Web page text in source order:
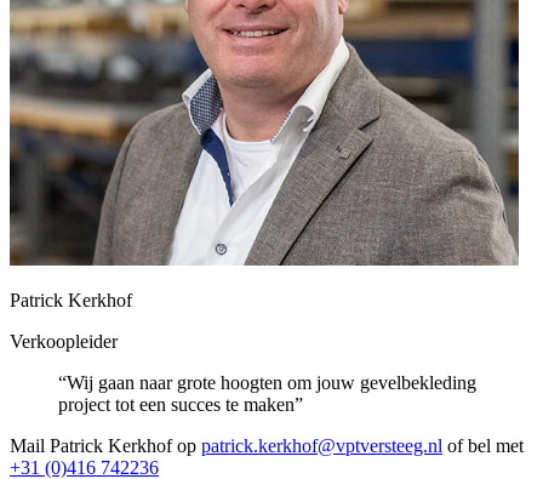
Patrick Kerkhof
Verkoopleider
“Wij gaan naar grote hoogten om jouw gevelbekleding
project tot een succes te maken”
Mail Patrick Kerkhof op patrick.kerkhof@vptversteeg.nl of bel met
+31 (0)416 742236